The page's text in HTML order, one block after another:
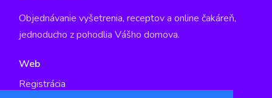
Objednávanie vyšetrenia, receptov a online čakáreň,
jednoducho z pohodlia Vášho domova.
Web
Registrácia